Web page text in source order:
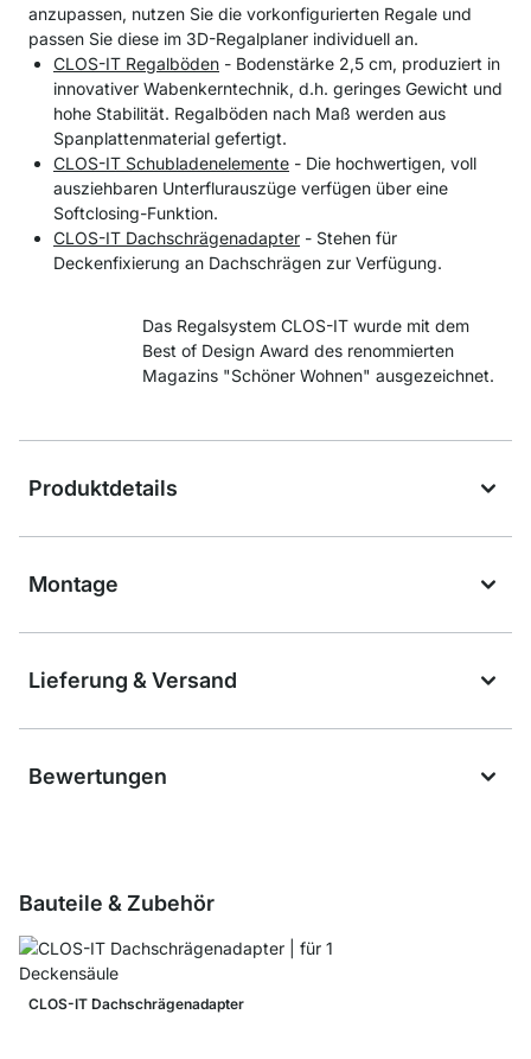
anzupassen, nutzen Sie die vorkonfigurierten Regale und
passen Sie diese im 3D-Regalplaner individuell an.
CLOS-IT Regalböden - Bodenstärke 2,5 cm, produziert in
innovativer Wabenkerntechnik, d.h. geringes Gewicht und
hohe Stabilität. Regalböden nach Maß werden aus
Spanplattenmaterial gefertigt.
CLOS-IT Schubladenelemente - Die hochwertigen, voll
ausziehbaren Unterflurauszüge verfügen über eine
Softclosing-Funktion.
CLOS-IT Dachschrägenadapter - Stehen für
Deckenfixierung an Dachschrägen zur Verfügung.
Das Regalsystem CLOS-IT wurde mit dem
Best of Design Award des renommierten
Magazins "Schöner Wohnen" ausgezeichnet.
Produktdetails
Montage
Lieferung & Versand
Bewertungen
Bauteile & Zubehör
CLOS-IT Dachschrägenadapter